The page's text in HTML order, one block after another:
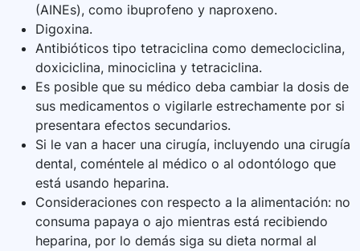
(AINEs), como ibuprofeno y naproxeno.
Digoxina.
Antibióticos tipo tetraciclina como demeclociclina,
doxiciclina, minociclina y tetraciclina.
Es posible que su médico deba cambiar la dosis de
sus medicamentos o vigilarle estrechamente por si
presentara efectos secundarios.
Si le van a hacer una cirugía, incluyendo una cirugía
dental, coméntele al médico o al odontólogo que
está usando heparina.
Consideraciones con respecto a la alimentación: no
consuma papaya o ajo mientras está recibiendo
heparina, por lo demás siga su dieta normal al